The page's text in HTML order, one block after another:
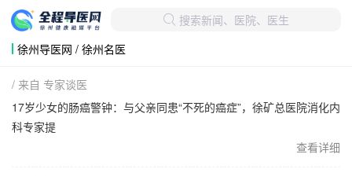
 搜索新闻、医院、医生
徐州导医网 / 徐州名医
/ 来自 专家谈医
17岁少女的肠癌警钟：与父亲同患“不死的癌症”，徐矿总医院消化内
科专家提
查看详细